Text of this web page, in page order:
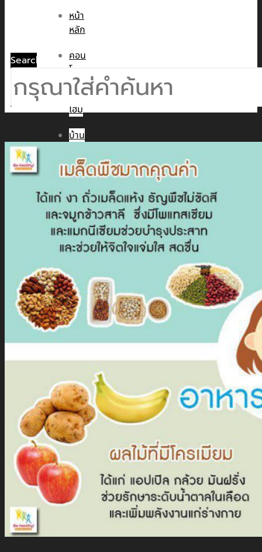
หน้า
หลัก
คอน
โด
ทาวน์
โฮม
บ้าน
พูล
วิลล่า
ข่าวสาร
CMC WE CARE
CMC WE TALK
CMC Sustainability
นัก
ลงทุน
สัมพันธ์
ติดต่อ
เรา
รับสมัคร The Adviser
แบบคำร้องขอใช้สิทธิของเจ้าของ
ข้อมูลส่วนบุคคล
หนังสือให้ความยินยอมในการเปิด
เผยข้อมูลส่วนบุคคล
นโยบายความเป็นส่วนตัว
TH
TH
EN
Search